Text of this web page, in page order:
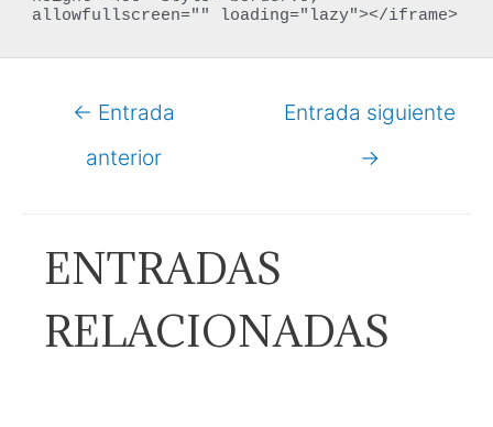
allowfullscreen="" loading="lazy"></iframe>
Navegación
← Entrada
anterior
Entrada siguiente
→
ENTRADAS
RELACIONADAS